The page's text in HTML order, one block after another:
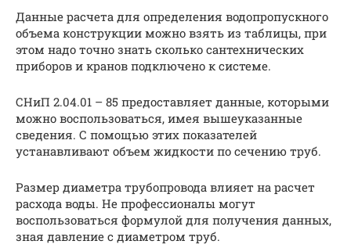
Данные расчета для определения водопропускного
объема конструкции можно взять из таблицы, при
этом надо точно знать сколько сантехнических
приборов и кранов подключено к системе.
СНиП 2.04.01 – 85 предоставляет данные, которыми
можно воспользоваться, имея вышеуказанные
сведения. С помощью этих показателей
устанавливают объем жидкости по сечению труб.
Размер диаметра трубопровода влияет на расчет
расхода воды. Не профессионалы могут
воспользоваться формулой для получения данных,
зная давление с диаметром труб.